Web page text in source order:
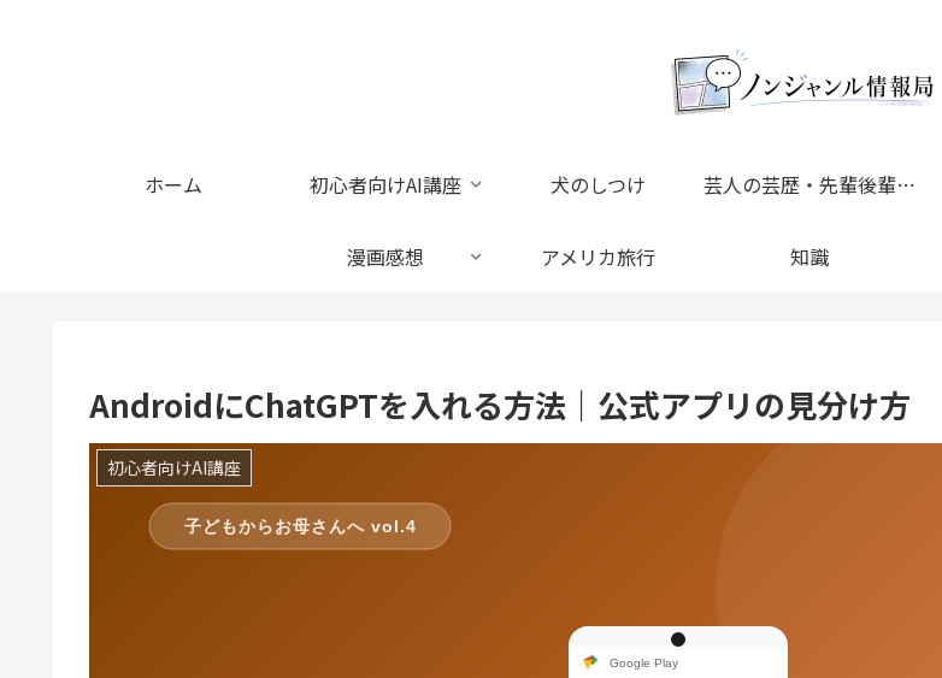
ホーム 初心者向けAI講座 犬のしつけ 芸人の芸歴・先輩後輩・上下関係 完全一覧
漫画感想 アメリカ旅行 知識
AndroidにChatGPTを入れる方法｜公式アプリの見分け方
初心者向けAI講座